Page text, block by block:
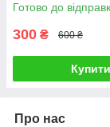
Готово до
300 ₴ 600 ₴
Купити
Про нас